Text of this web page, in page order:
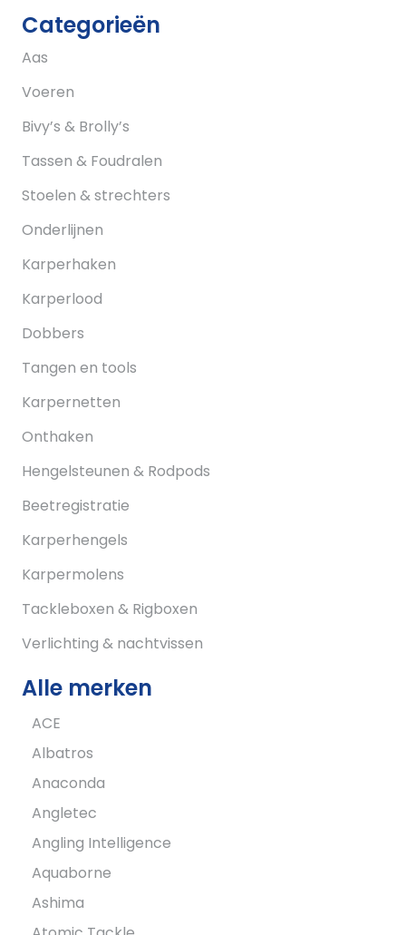
Categorieën
Aas
Voeren
Bivy’s & Brolly’s
Tassen & Foudralen
Stoelen & strechters
Onderlijnen
Karperhaken
Karperlood
Dobbers
Tangen en tools
Karpernetten
Onthaken
Hengelsteunen & Rodpods
Beetregistratie
Karperhengels
Karpermolens
Tackleboxen & Rigboxen
Verlichting & nachtvissen
Alle merken
ACE
Albatros
Anaconda
Angletec
Angling Intelligence
Aquaborne
Ashima